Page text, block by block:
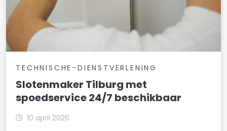
TECHNISCHE-DIENSTVERLENING
Slotenmaker Tilburg met
spoedservice 24/7 beschikbaar
10 april 2026